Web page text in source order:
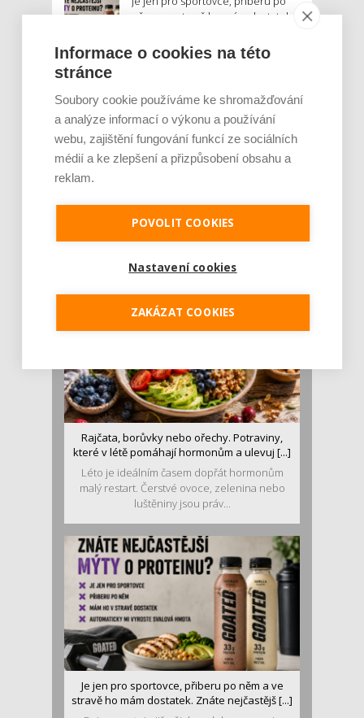
něm a ve stravě ho mám dostatek.
proteinových drinků. Reaguje na
poptávku po funkčním a čistém
složení
poškození baterie, riziková je i
navigace
MOHLO BY VÁS ZAJÍMAT:
Rajčata, borůvky nebo ořechy. Potraviny,
které v létě pomáhají hormonům a ulevuj [...]
Léto je ideálním časem dopřát hormonům
malý restart. Čerstvé ovoce, zelenina nebo
luštěniny jsou práv...
Je jen pro sportovce, přiberu po něm a ve
stravě ho mám dostatek. Znáte nejčastějš [...]
Informace o cookies na této
stránce
Soubory cookie používáme ke shromažďování
a analýze informací o výkonu a používání
webu, zajištění fungování funkcí ze sociálních
médií a ke zlepšení a přizpůsobení obsahu a
reklam.
POVOLIT COOKIES
Nastavení cookies
ZAKÁZAT COOKIES